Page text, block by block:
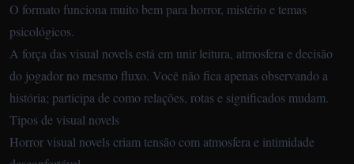
O formato funciona muito bem para horror, mistério e temas
psicológicos.
A força das visual novels está em unir leitura, atmosfera e decisão
do jogador no mesmo fluxo. Você não fica apenas observando a
história; participa de como relações, rotas e significados mudam.
Tipos de visual novels
Horror visual novels criam tensão com atmosfera e intimidade